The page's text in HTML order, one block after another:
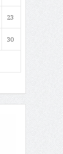
23
30